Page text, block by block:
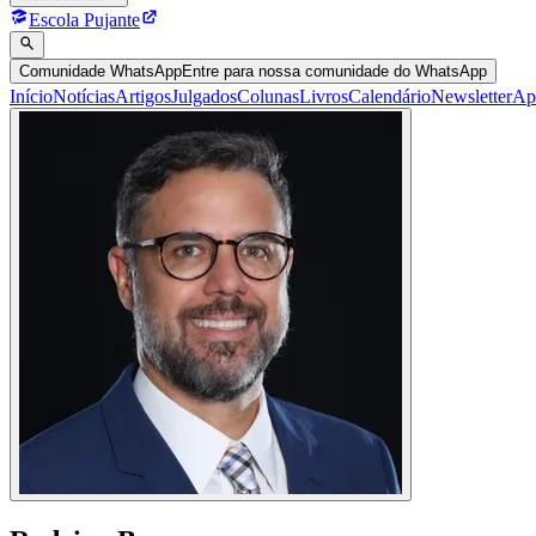
Escola Pujante
Comunidade WhatsAppEntre para nossa comunidade do WhatsApp
InícioNotíciasArtigosJulgadosColunasLivrosCalendárioNewsletter